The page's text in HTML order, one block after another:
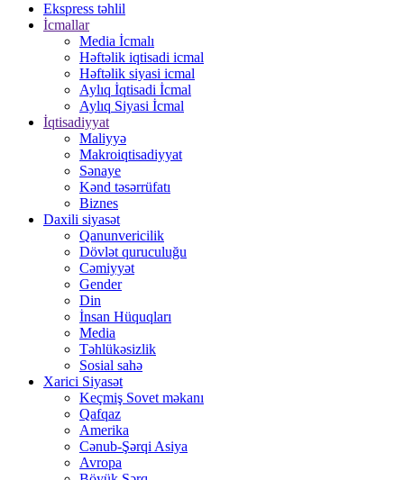
Ekspress təhlil
İcmallar
Media İcmalı
Həftəlik iqtisadi icmal
Həftəlik siyasi icmal
Aylıq İqtisadi İcmal
Aylıq Siyasi İcmal
İqtisadiyyat
Maliyyə
Makroiqtisadiyyat
Sənaye
Kənd təsərrüfatı
Biznes
Daxili siyasət
Qanunvericilik
Dövlət quruculuğu
Cəmiyyət
Gender
Din
İnsan Hüquqları
Media
Təhlükəsizlik
Sosial sahə
Xarici Siyasət
Keçmiş Sovet məkanı
Qafqaz
Amerika
Cənub-Şərqi Asiya
Avropa